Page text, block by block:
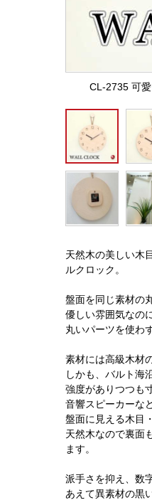
CL-2735 可
天然木の美しい木
ルクロック。
盤面を同じ素材の
優しい雰囲気なの
丸いパーツを使わ
素材には高級木材
しかも、バルト海
強度がありつつも
音響スピーカーな
盤面に見える木目
天然木なので裏面
ます。
派手さを抑え、数
あえて異素材の黒